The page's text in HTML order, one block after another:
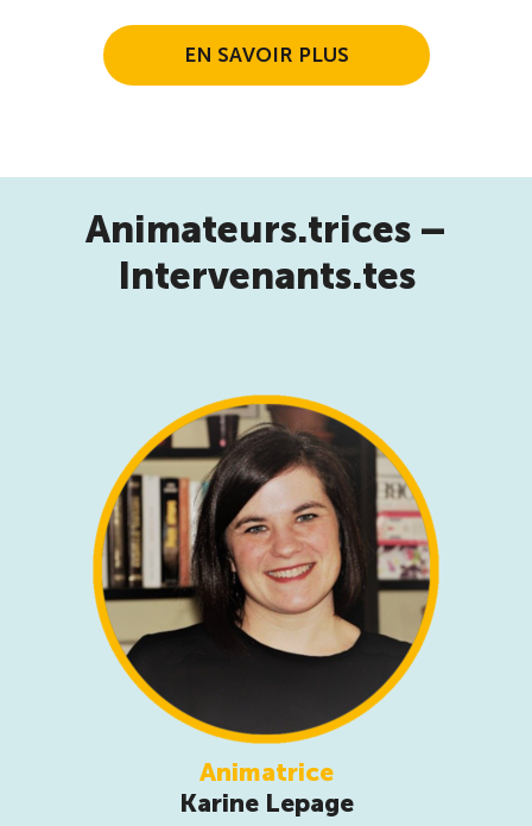
EN SAVOIR PLUS
Animateurs.trices –
Intervenants.tes
Animatrice
Karine Lepage